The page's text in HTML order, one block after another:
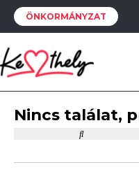
ÖNKORMÁNYZAT
Nincs találat,